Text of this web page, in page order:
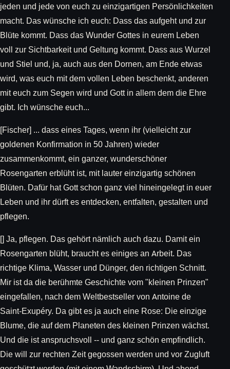
jeden und jede von euch zu einzigartigen Persönlichkeiten
macht. Das wünsche ich euch: Dass das aufgeht und zur
Blüte kommt. Dass das Wunder Gottes in eurem Leben
voll zur Sichtbarkeit und Geltung kommt. Dass aus Wurzel
und Stiel und, ja, auch aus den Dornen, am Ende etwas
wird, was euch mit dem vollen Leben beschenkt, anderen
mit euch zum Segen wird und Gott in allem dem die Ehre
gibt. Ich wünsche euch...
[Fischer] ... dass eines Tages, wenn ihr (vielleicht zur
goldenen Konfirmation in 50 Jahren) wieder
zusammenkommt, ein ganzer, wunderschöner
Rosengarten erblüht ist, mit lauter einzigartig schönen
Blüten. Dafür hat Gott schon ganz viel hineingelegt in euer
Leben und ihr dürft es entdecken, entfalten, gestalten und
pflegen.
[] Ja, pflegen. Das gehört nämlich auch dazu. Damit ein
Rosengarten blüht, braucht es einiges an Arbeit. Das
richtige Klima, Wasser und Dünger, den richtigen Schnitt.
Mir ist da die berühmte Geschichte vom "kleinen Prinzen"
eingefallen, nach dem Weltbestseller von Antoine de
Saint-Exupéry. Da gibt es ja auch eine Rose: Die einzige
Blume, die auf dem Planeten des kleinen Prinzen wächst.
Und die ist anspruchsvoll -- und ganz schön empfindlich.
Die will zur rechten Zeit gegossen werden und vor Zugluft